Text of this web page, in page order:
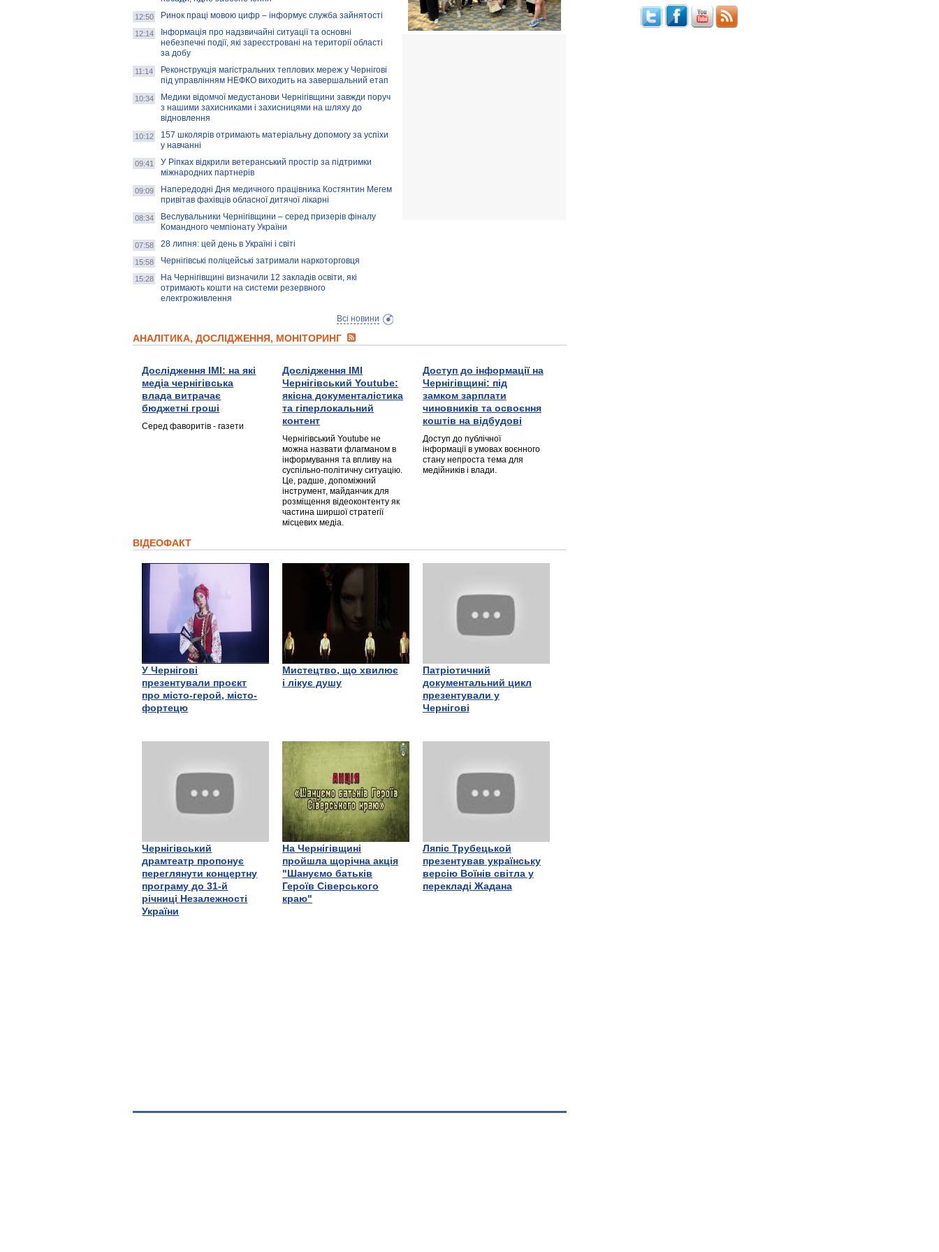
12:50 Ринок праці мовою цифр – інформує служба зайнятості
12:14
Інформація про надзвичайні ситуації та основні
небезпечні події, які зареєстровані на території області
за добу
11:14
Реконструкція магістральних теплових мереж у Чернігові
під управлінням НЕФКО виходить на завершальний етап
10:34
Медики відомчої медустанови Чернігівщини завжди поруч
з нашими захисниками і захисницями на шляху до
відновлення
10:12
157 школярів отримають матеріальну допомогу за успіхи
у навчанні
09:41
У Ріпках відкрили ветеранський простір за підтримки
міжнародних партнерів
09:09
Напередодні Дня медичного працівника Костянтин Мегем
привітав фахівців обласної дитячої лікарні
08:34
Веслувальники Чернігівщини – серед призерів фіналу
Командного чемпіонату України
07:58 28 липня: цей день в Україні і світі
15:58 Чернігівські поліцейські затримали наркоторговця
15:28
На Чернігівщині визначили 12 закладів освіти, які
отримають кошти на системи резервного
електроживлення
Всі новини
АНАЛІТИКА, ДОСЛІДЖЕННЯ, МОНІТОРИНГ
Дослідження ІМІ: на які
медіа чернігівська
влада витрачає
бюджетні гроші
Серед фаворитів - газети
Дослідження ІМІ
Чернігівський Youtube:
якісна документалістика
та гіперлокальний
контент
Чернігівський Youtube не
можна назвати флагманом в
інформування та впливу на
суспільно-політичну ситуацію.
Це, радше, допоміжний
інструмент, майданчик для
розміщення відеоконтенту як
частина ширшої стратегії
місцевих медіа.
Доступ до інформації на
Чернігівщині: під
замком зарплати
чиновників та освоєння
коштів на відбудові
Доступ до публічної
інформації в умовах воєнного
стану непроста тема для
медійників і влади.
ВІДЕОФАКТ
У Чернігові
презентували проєкт
про місто-герой, місто-
фортецю
Мистецтво, що хвилює
і лікує душу
Патріотичний
документальний цикл
презентували у
Чернігові
Чернігівський
драмтеатр пропонує
переглянути концертну
програму до 31-й
річниці Незалежності
України
На Чернігівщині
пройшла щорічна акція
"Шануємо батьків
Героїв Сіверського
краю"
Ляпіс Трубецькой
презентував українську
версію Воїнів світла у
перекладі Жадана